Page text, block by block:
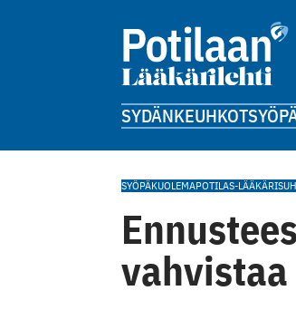
SYDÄNKEUHKOT
SYÖPÄKUOLEMAPOTILAS-